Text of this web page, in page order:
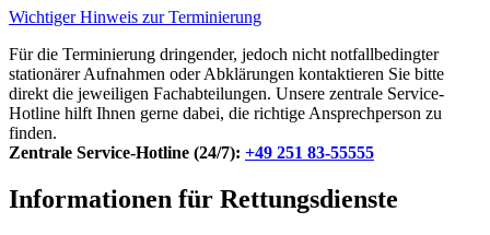
Wichtiger Hinweis zur Terminierung
Für die Terminierung dringender, jedoch nicht notfallbedingter
stationärer Aufnahmen oder Abklärungen kontaktieren Sie bitte
direkt die jeweiligen Fachabteilungen. Unsere zentrale Service-
Hotline hilft Ihnen gerne dabei, die richtige Ansprechperson zu
finden.
Zentrale Service-Hotline (24/7): +49 251 83-55555
Informationen für Rettungsdienste